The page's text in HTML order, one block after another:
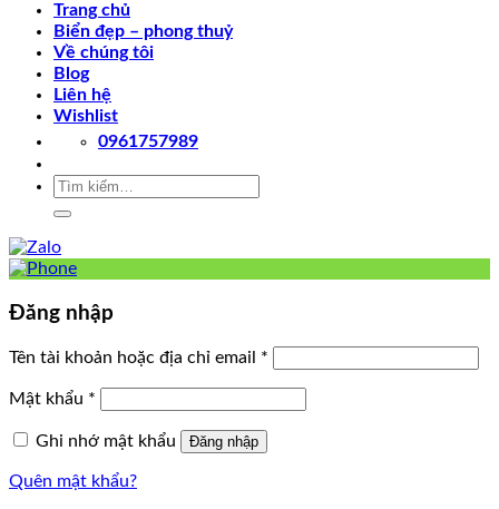
Trang chủ
Biển đẹp – phong thuỷ
Về chúng tôi
Blog
Liên hệ
Wishlist
0961757989
Tìm
Đăng nhập
Tên tài khoản hoặc địa chỉ email *
Mật khẩu *
Ghi nhớ mật khẩu Đăng nhập
Quên mật khẩu?